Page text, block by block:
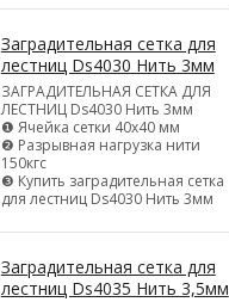
Заградительная сетка для
лестниц Ds4030 Нить 3мм
ЗАГРАДИТЕЛЬНАЯ СЕТКА ДЛЯ
ЛЕСТНИЦ Ds4030 Нить 3мм
❶ Ячейка сетки 40х40 мм
❷ Разрывная нагрузка нити
150кгс
❸ Купить заградительная сетка
для лестниц Ds4030 Нить 3мм
Заградительная сетка для
лестниц Ds4035 Нить 3,5мм